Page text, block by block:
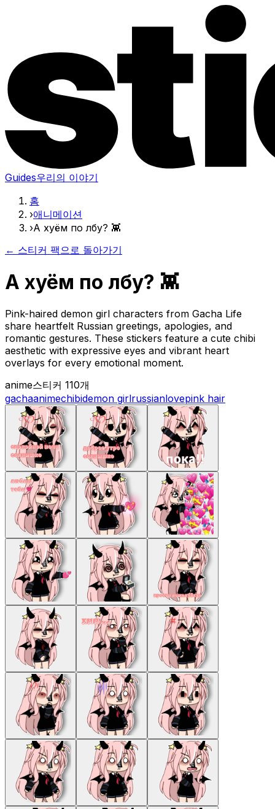
Guides우리의 이야기
홈
›애니메이션
›А хуём по лбу? 👾
← 스티커 팩으로 돌아가기
А хуём по лбу? 👾
Pink-haired demon girl characters from Gacha Life
share heartfelt Russian greetings, apologies, and
romantic gestures. These stickers feature a cute chibi
aesthetic with expressive eyes and vibrant heart
overlays for every emotional moment.
anime스티커 110개
gachaanimechibidemon girlrussianlovepink hair